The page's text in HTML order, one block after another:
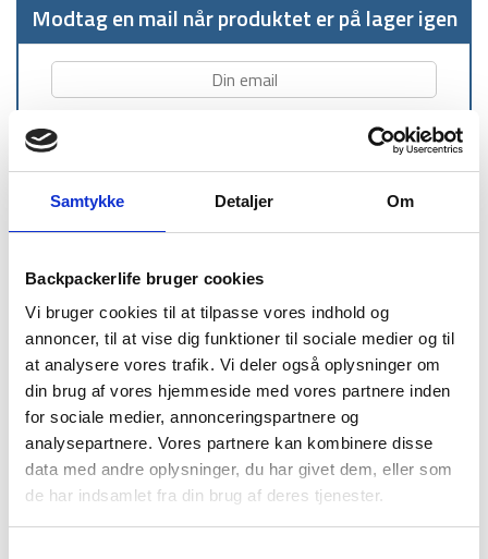
Samtykke Detaljer Om
Backpackerlife bruger cookies
Vi bruger cookies til at tilpasse vores indhold og
annoncer, til at vise dig funktioner til sociale medier og til
at analysere vores trafik. Vi deler også oplysninger om
din brug af vores hjemmeside med vores partnere inden
for sociale medier, annonceringspartnere og
analysepartnere. Vores partnere kan kombinere disse
data med andre oplysninger, du har givet dem, eller som
de har indsamlet fra din brug af deres tjenester.
Modtag en mail når produktet er på lager igen
levering
499 kr
BESKRIVELSE BRAND FAQ
Pacsafe dry lite 30L backpack er en tyverisikret, transportabel
og vandafvisende rygsæk fra Pacsafe. Den er perfekt til den
rejsende som er på farten, men kan også benyttes som en